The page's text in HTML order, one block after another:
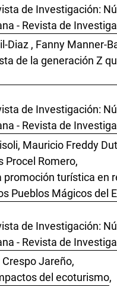
de Investigación:
- Revista de
Diaz , Fanny Manner-
de la generación Z
de Investigación:
- Revista de
Mauricio Freddy
Procel Romero,
promoción turística en
Pueblos Mágicos del
de Investigación:
- Revista de
Jareño,
del ecoturismo,